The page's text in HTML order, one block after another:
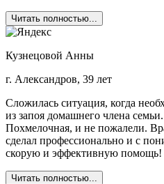
Читать полностью...
Кузнецовой Анны
г. Александров, 39 лет
Сложилась ситуация, когда
из запоя домашнего члена
Похмелочная, и не пожалели.
сделал профессионально и с
скорую и эффективную помощь!
Читать полностью...